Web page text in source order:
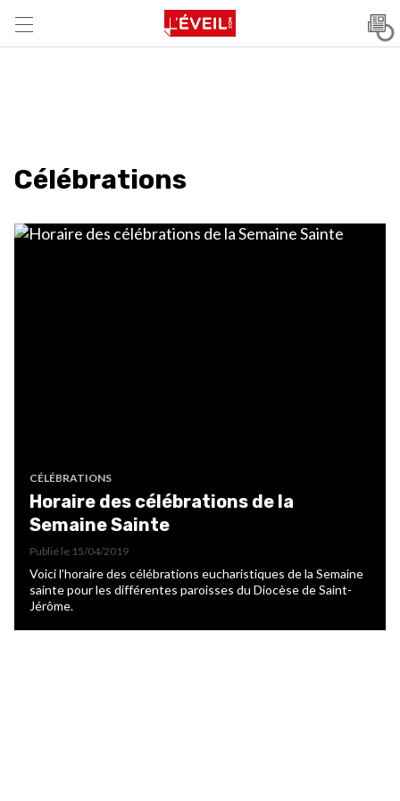
Célébrations
CÉLÉBRATIONS
Horaire des célébrations de la
Semaine Sainte
Publié le 15/04/2019
Voici l’horaire des célébrations eucharistiques de la Semaine
sainte pour les différentes paroisses du Diocèse de Saint-
Jérôme.